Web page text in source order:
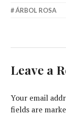
ÁRBOL ROSA
Leave a
Your email
fields are